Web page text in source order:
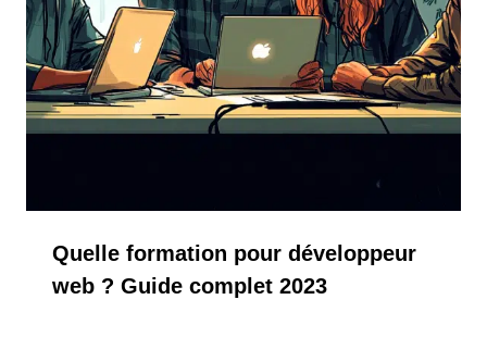
Quelle formation pour développeur
web ? Guide complet 2023